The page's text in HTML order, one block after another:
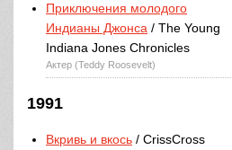
Приключения молодого
Индианы Джонса / The Young
Indiana Jones Chronicles
Актер (Teddy Roosevelt)
1991
Вкривь и вкось / CrissCross